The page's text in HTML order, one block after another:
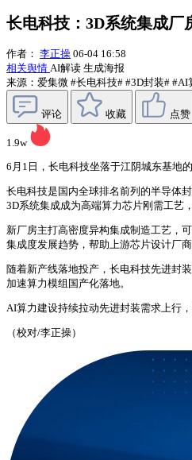
长电科技：3D系统集成厂
作者： 李正操 06-04 16:58
相关舆情 AI解读 生成海报
来源：爱集微 #长电科技# #3D封装# #AI
评论 收藏 点赞
1.9w
6月1日，长电科技坐落于江阴城东基地
长电科技是国内全球排名前列的半导体
3D系统集成成为高端算力芯片刚需工艺
新厂房主打高密度异构集成制造工艺，
集成度发展趋势，帮助上游芯片设计厂商
随着新产线落地投产，长电科技先进封
加速算力模组国产化落地。
AI算力建设持续拉动先进封装需求上行
（校对/李正操）